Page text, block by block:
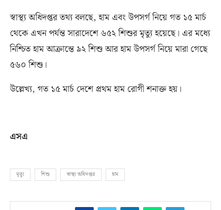
স্বাস্থ্য অধিদপ্তর তথ্য বলছে,হাম এবং উপসর্গ নিয়ে গত ১৫ মার্চ
থেকে এখন পর্যন্ত সারাদেশে ৬৫২ শিশুর মৃত্যু হয়েছে। এর মধ্যে
নিশ্চিত হাম আক্রান্তে ৯২ শিশু আর হাম উপসর্গ নিয়ে মারা গেছে
৫৬০ শিশু।
উল্লেখ্য, গত ১৫ মার্চ দেশে প্রথম হাম রোগী শনাক্ত হয়।
এসএ
মৃত্যু শিশু স্বাস্থ্য অধিদপ্তর হাম